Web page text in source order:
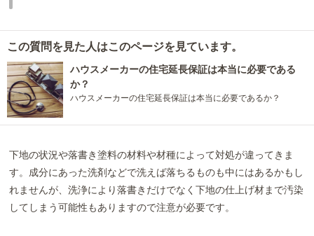
この質問を見た人はこのページを見ています。
ハウスメーカーの住宅延長保証は本当に必要である
か？
ハウスメーカーの住宅延長保証は本当に必要であるか？
下地の状況や落書き塗料の材料や材種によって対処が違ってきま
す。成分にあった洗剤などで洗えば落ちるものも中にはあるかもし
れませんが、洗浄により落書きだけでなく下地の仕上げ材まで汚染
してしまう可能性もありますので注意が必要です。